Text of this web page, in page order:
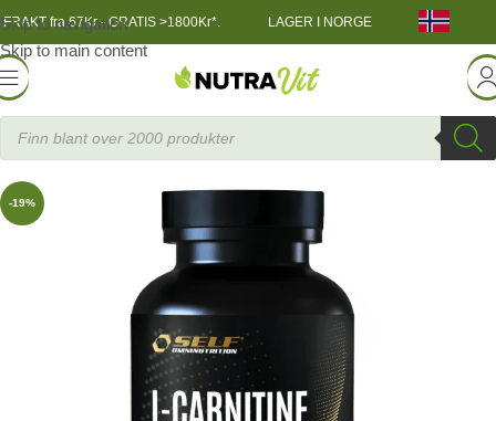
Skip to navigation
Skip to main content
FRAKT fra 67Kr - GRATIS >1800Kr*. LAGER I NORGE
/ Vektreduksjon»Self L-Carnitine 1000 100 tabs
-19%